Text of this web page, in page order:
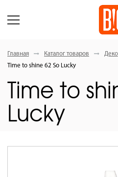
Главная Каталог товаров
Time to shine 62 So Lucky
Time to
Lucky